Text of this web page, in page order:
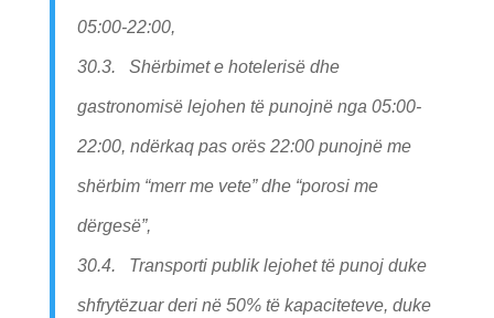
05:00-22:00,
30.3. Shërbimet e hotelerisë dhe
gastronomisë lejohen të punojnë nga 05:00-
22:00, ndërkaq pas orës 22:00 punojnë me
shërbim “merr me vete” dhe “porosi me
dërgesë”,
30.4. Transporti publik lejohet të punoj duke
shfrytëzuar deri në 50% të kapaciteteve, duke